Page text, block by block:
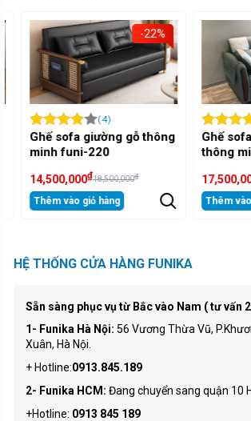
-22%
(4)
Ghế sofa giường gỗ thông
minh funi-220
14,500,000₫18,500,000₫
Thêm vào giỏ hàng
Ghế sofa
thông
17,500,000₫
Thêm vào
HỆ THỐNG CỬA HÀNG FUNIKA
Sẵn sàng phục vụ từ Bắc vào Nam ( tư vấn
1- Funika Hà Nội: 56 Vương Thừa Vũ,
Xuân, Hà Nội.
+ Hotline:0913.845.189
2- Funika HCM: Đang chuyển sang quận 10
+Hotline: 0913 845 189